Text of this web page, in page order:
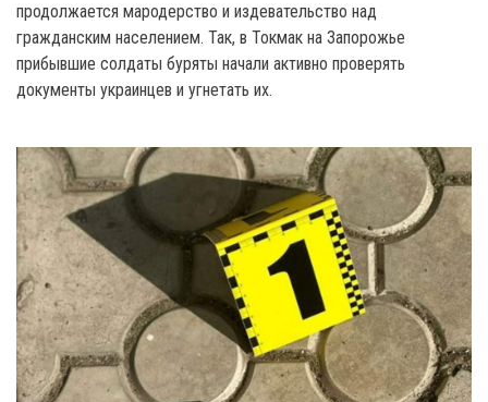
продолжается мародерство и издевательство над
гражданским населением. Так, в Токмак на Запорожье
прибывшие солдаты буряты начали активно проверять
документы украинцев и угнетать их.